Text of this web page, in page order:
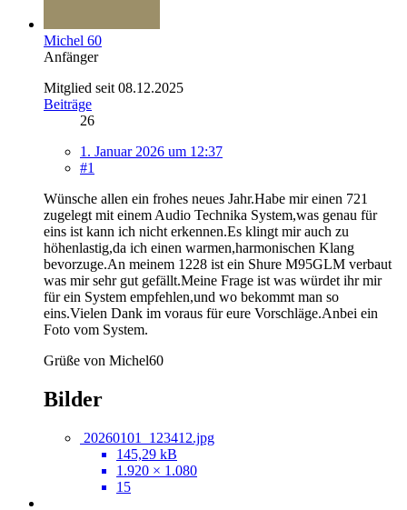
Michel 60
Anfänger
Mitglied seit 08.12.2025
Beiträge
26
1. Januar 2026 um 12:37
#1
Wünsche allen ein frohes neues Jahr.Habe mir einen 721
zugelegt mit einem Audio Technika System,was genau für
eins ist kann ich nicht erkennen.Es klingt mir auch zu
höhenlastig,da ich einen warmen,harmonischen Klang
bevorzuge.An meinem 1228 ist ein Shure M95GLM verbaut
was mir sehr gut gefällt.Meine Frage ist was würdet ihr mir
für ein System empfehlen,und wo bekommt man so
eins.Vielen Dank im voraus für eure Vorschläge.Anbei ein
Foto vom System.
Grüße von Michel60
Bilder
20260101_123412.jpg
145,29 kB
1.920 × 1.080
15